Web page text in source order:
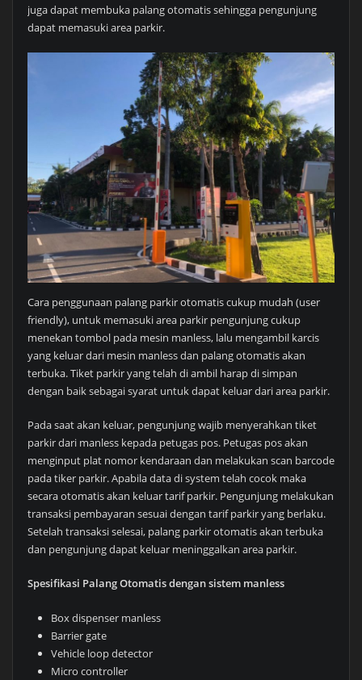
juga dapat membuka palang otomatis sehingga pengunjung
dapat memasuki area parkir.
Cara penggunaan palang parkir otomatis cukup mudah (user
friendly), untuk memasuki area parkir pengunjung cukup
menekan tombol pada mesin manless, lalu mengambil karcis
yang keluar dari mesin manless dan palang otomatis akan
terbuka. Tiket parkir yang telah di ambil harap di simpan
dengan baik sebagai syarat untuk dapat keluar dari area parkir.
Pada saat akan keluar, pengunjung wajib menyerahkan tiket
parkir dari manless kepada petugas pos. Petugas pos akan
menginput plat nomor kendaraan dan melakukan scan barcode
pada tiker parkir. Apabila data di system telah cocok maka
secara otomatis akan keluar tarif parkir. Pengunjung melakukan
transaksi pembayaran sesuai dengan tarif parkir yang berlaku.
Setelah transaksi selesai, palang parkir otomatis akan terbuka
dan pengunjung dapat keluar meninggalkan area parkir.
Spesifikasi Palang Otomatis dengan sistem manless
Box dispenser manless
Barrier gate
Vehicle loop detector
Micro controller